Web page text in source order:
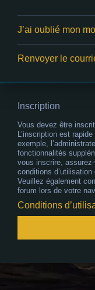
J’ai oublié mon
Renvoyer le
Inscription
Vous devez être
L’inscription est
exemple,
fonctionnalités
vous inscrire,
conditions
Veuillez également
forum lors de votre
Conditions